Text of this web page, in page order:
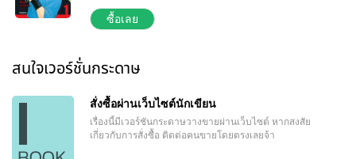
เข้าไปในหมู่บ้าน ราวกับถูกกักตัวไว้...จนวันหนึ่งหมู่บ้าน
อันสงบสุขเกิดเรื่องประหลาดจากกลุ่มผู้ใช้ ‘ยมล’ อสุรกาย
‘ยมล’ อสุรกายสุดแกร่งกำลังเปิดฉากขึ้น!!
ซื้อเลย
สนใจเวอร์ชั่นกระดาษ
สั่งซื้อผ่านเว็บไซต์นักเขียน
เรื่องนี้มีเวอร์ชันกระดาษวางขายผ่านเว็บไซต์ หากสงสัย
เกี่ยวกับการสั่งซื้อ ติดต่อคนขายโดยตรงเลยจ้า